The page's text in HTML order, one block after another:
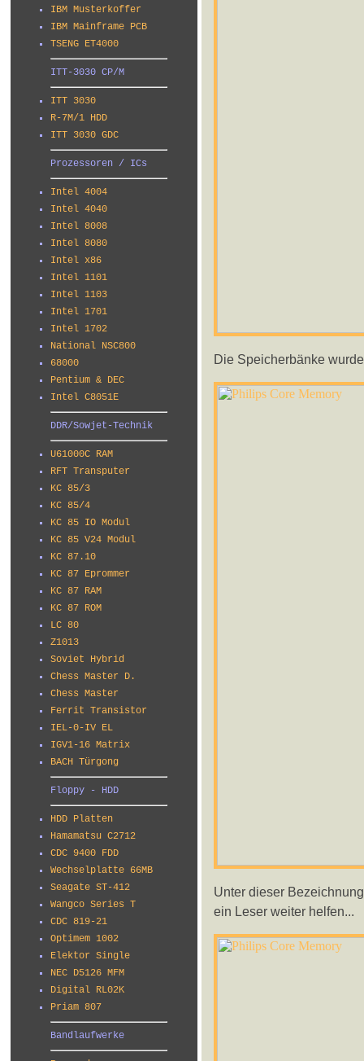
IBM Musterkoffer
IBM Mainframe PCB
TSENG ET4000
ITT-3030 CP/M
ITT 3030
R-7M/1 HDD
ITT 3030 GDC
Prozessoren / ICs
Intel 4004
Intel 4040
Intel 8008
Intel 8080
Intel x86
Intel 1101
Intel 1103
Intel 1701
Intel 1702
National NSC800
68000
Pentium & DEC
Intel C8051E
DDR/Sowjet-Technik
U61000C RAM
RFT Transputer
KC 85/3
KC 85/4
KC 85 IO Modul
KC 85 V24 Modul
KC 87.10
KC 87 Eprommer
KC 87 RAM
KC 87 ROM
LC 80
Z1013
Soviet Hybrid
Chess Master D.
Chess Master
Ferrit Transistor
IEL-0-IV EL
IGV1-16 Matrix
BACH Türgong
Floppy - HDD
HDD Platten
Hamamatsu C2712
CDC 9400 FDD
Wechselplatte 66MB
Seagate ST-412
Wangco Series T
CDC 819-21
Optimem 1002
Elektor Single
NEC D5126 MFM
Digital RL02K
Priam 807
Bandlaufwerke
Die Speicherbänke
Unter dieser
ein Leser weiter helfen...